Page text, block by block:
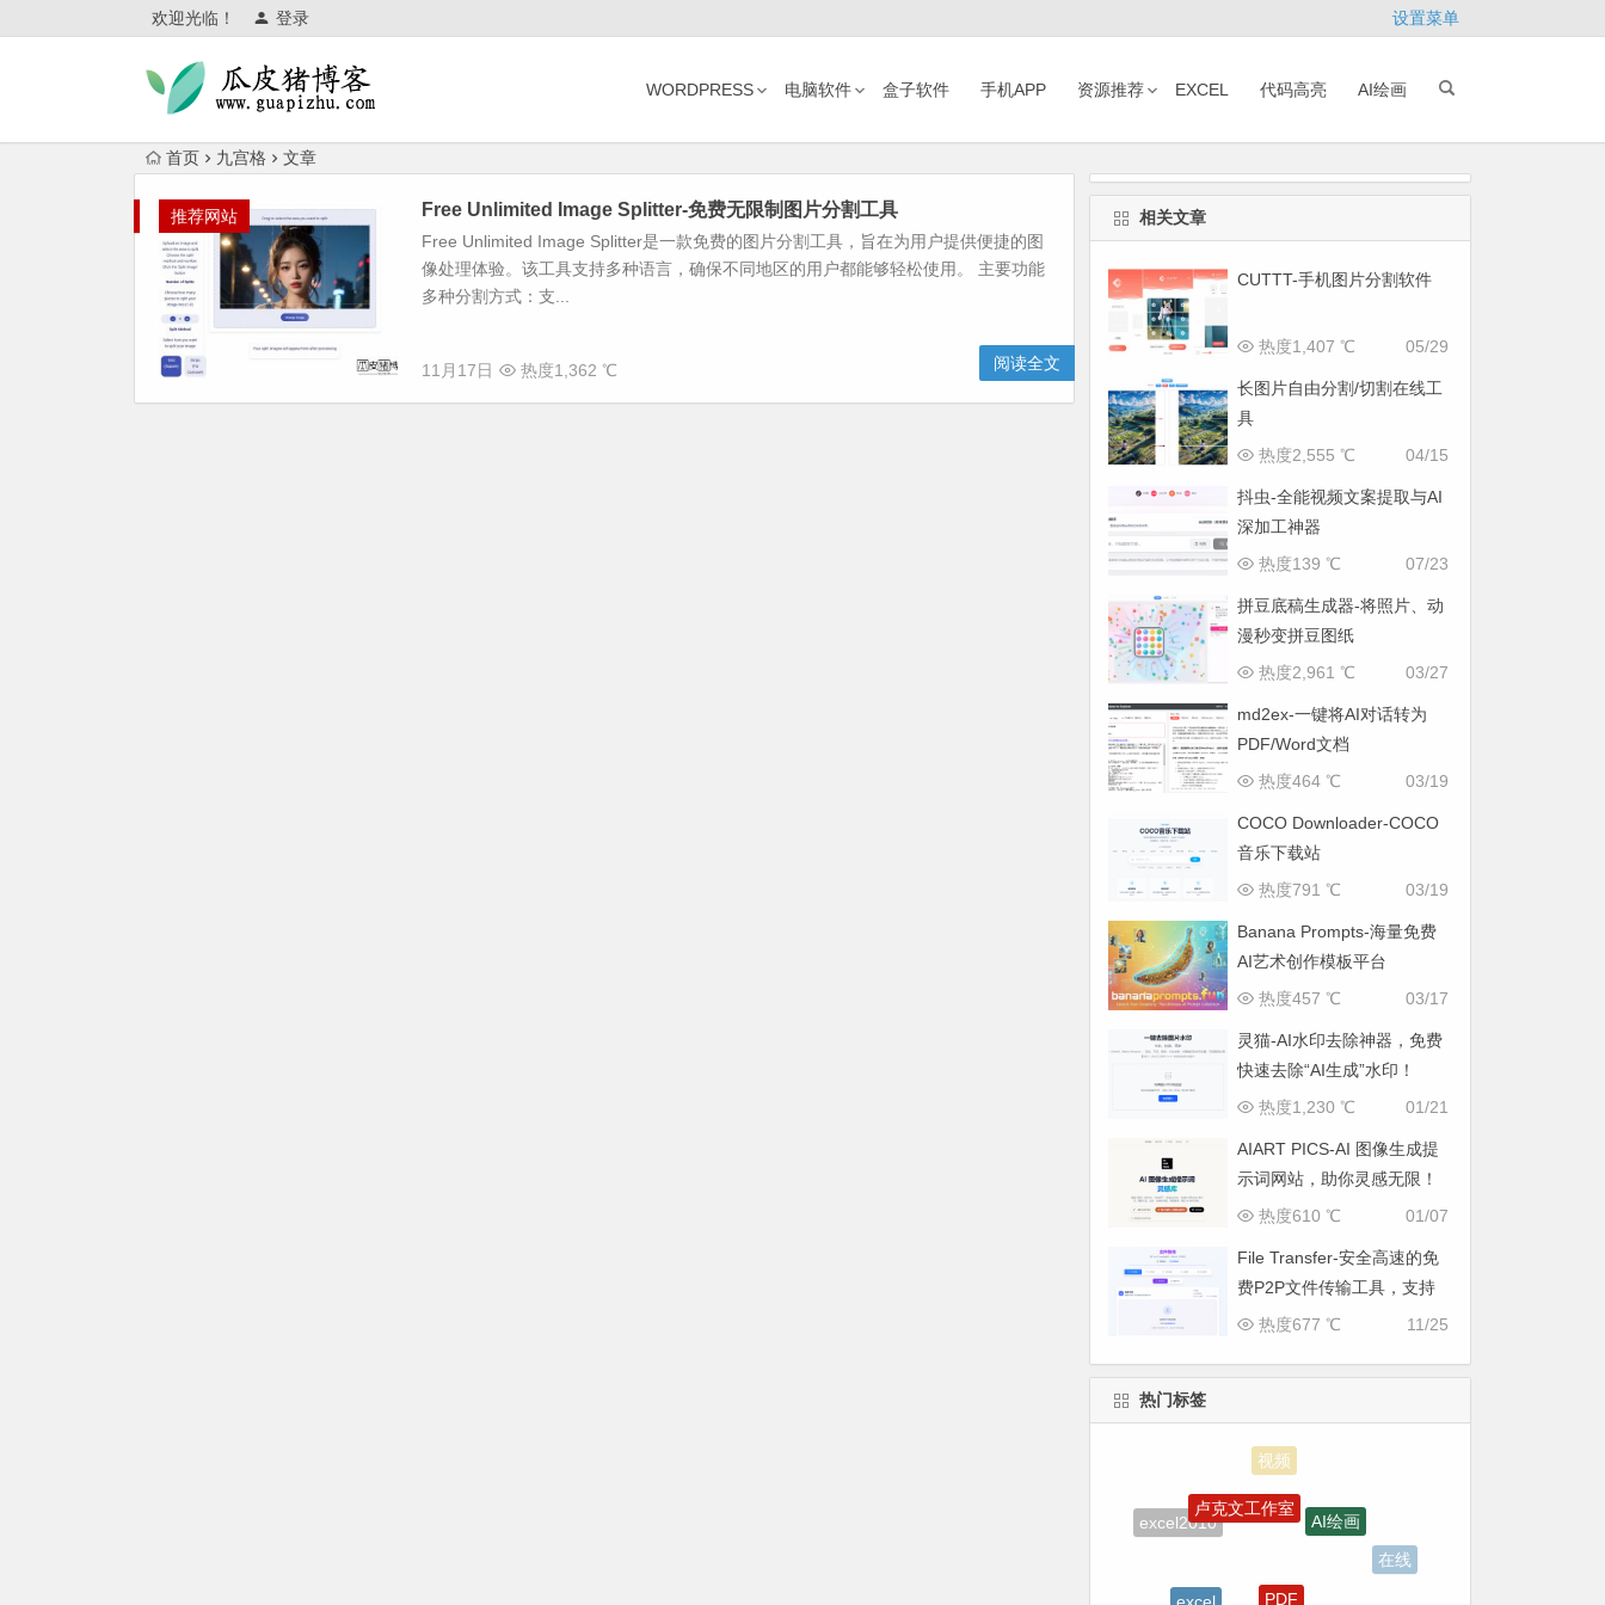
欢迎光临！ 登录 设置菜单
WORDPRESS 电脑软件 盒子软件 手机APP 资源推荐 EXCEL 代码高亮 AI绘画
首页 九宫格 文章
推荐网站 Free Unlimited Image Splitter-免费无限制图片分割工具
Free Unlimited Image Splitter是一款免费的图片分割工具，旨在为用户提供便捷的图
像处理体验。该工具支持多种语言，确保不同地区的用户都能够轻松使用。 主要功能
多种分割方式：支...
11月17日 热度1,362 ℃ 阅读全文
相关文章
CUTTT-手机图片分割软件
05/29
热度1,407 ℃
长图片自由分割/切割在线工
具
04/15
热度2,555 ℃
抖虫-全能视频文案提取与AI
深加工神器
07/23
热度139 ℃
拼豆底稿生成器-将照片、动
漫秒变拼豆图纸
03/27
热度2,961 ℃
md2ex-一键将AI对话转为
PDF/Word文档
03/19
热度464 ℃
COCO Downloader-COCO
音乐下载站
03/19
热度791 ℃
Banana Prompts-海量免费
AI艺术创作模板平台
03/17
热度457 ℃
灵猫-AI水印去除神器，免费
快速去除“AI生成”水印！
01/21
热度1,230 ℃
AIART PICS-AI 图像生成提
示词网站，助你灵感无限！
01/07
热度610 ℃
File Transfer-安全高速的免
费P2P文件传输工具，支持
多平台无缝互通
11/25
热度677 ℃
热门标签
excel2010
卢克文工作室
AI绘画
在线
excel